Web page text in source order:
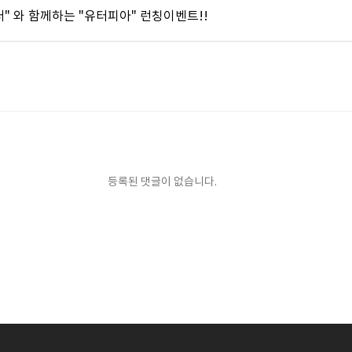
" 와 함께하는 "유터피아" 런칭이벤트!!
등록된 댓글이 없습니다.